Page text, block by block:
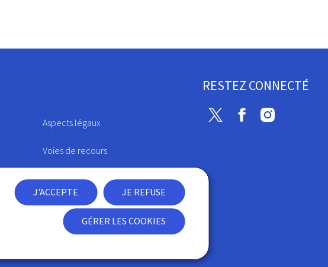
J'ACCEPTE JE REFUSE
GÉRER LES COOKIES
Aspects légaux
Voies de recours
Lanceurs d'alerte
Factures électroniques
Gestion des cookies
RESTEZ CONNECTÉ
Twitter Facebook